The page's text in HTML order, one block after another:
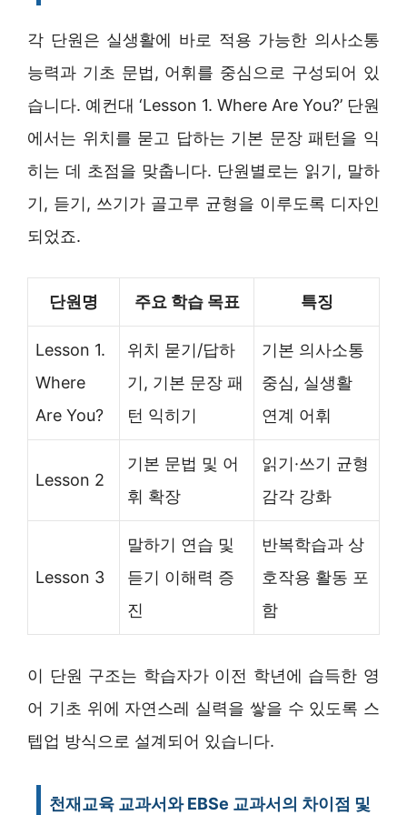
각 단원은 실생활에 바로 적용 가능한 의사소통
능력과 기초 문법, 어휘를 중심으로 구성되어 있
습니다. 예컨대 ‘Lesson 1. Where Are You?’ 단원
에서는 위치를 묻고 답하는 기본 문장 패턴을 익
히는 데 초점을 맞춥니다. 단원별로는 읽기, 말하
기, 듣기, 쓰기가 골고루 균형을 이루도록 디자인
되었죠.
단원명 주요 학습 목표 특징
Lesson 1.
Where
Are You?
위치 묻기/답하
기, 기본 문장 패
턴 익히기
기본 의사소통
중심, 실생활
연계 어휘
Lesson 2
기본 문법 및 어
휘 확장
읽기·쓰기 균형
감각 강화
Lesson 3
말하기 연습 및
듣기 이해력 증
진
반복학습과 상
호작용 활동 포
함
이 단원 구조는 학습자가 이전 학년에 습득한 영
어 기초 위에 자연스레 실력을 쌓을 수 있도록 스
텝업 방식으로 설계되어 있습니다.
천재교육 교과서와 EBSe 교과서의 차이점 및